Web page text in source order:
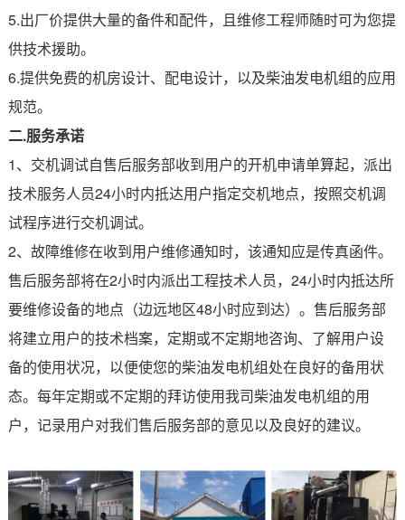
5.出厂价提供大量的备件和配件，且维修工程师随时可为您提
供技术援助。
6.提供免费的机房设计、配电设计，以及柴油发电机组的应用
规范。
二.服务承诺
1、交机调试自售后服务部收到用户的开机申请单算起，派出
技术服务人员24小时内抵达用户指定交机地点，按照交机调
试程序进行交机调试。
2、故障维修在收到用户维修通知时，该通知应是传真函件。
售后服务部将在2小时内派出工程技术人员，24小时内抵达所
要维修设备的地点（边远地区48小时应到达）。售后服务部
将建立用户的技术档案，定期或不定期地咨询、了解用户设
备的使用状况，以便使您的柴油发电机组处在良好的备用状
态。每年定期或不定期的拜访使用我司柴油发电机组的用
户，记录用户对我们售后服务部的意见以及良好的建议。